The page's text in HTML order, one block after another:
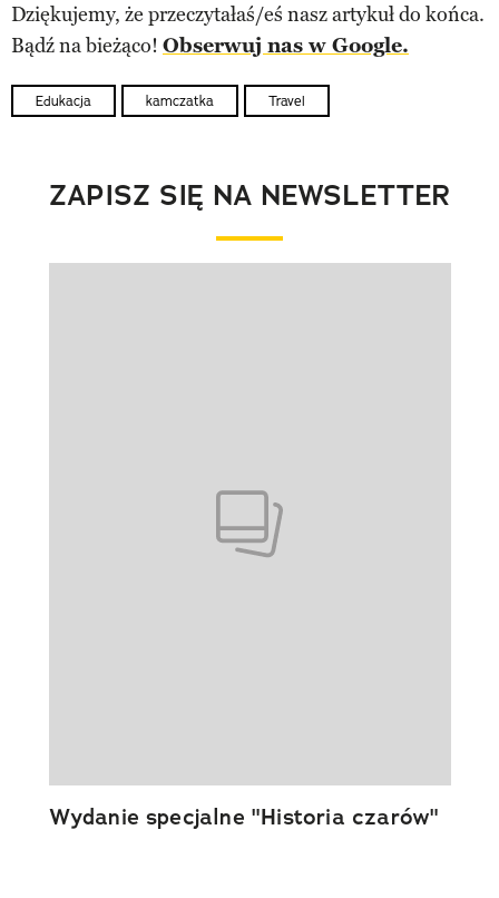
Dziękujemy, że przeczytałaś/eś nasz artykuł do końca.
Bądź na bieżąco! Obserwuj nas w Google.
Edukacja kamczatka Travel
ZAPISZ SIĘ NA NEWSLETTER
Wydanie specjalne "Historia czarów"